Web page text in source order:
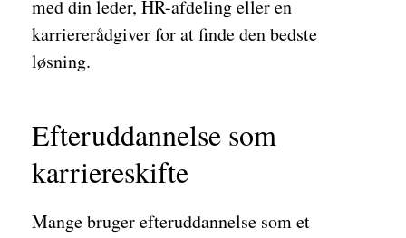
med din leder, HR-afdeling eller en
karriererådgiver for at finde den bedste
løsning.
Efteruddannelse som
karriereskifte
Mange bruger efteruddannelse som et